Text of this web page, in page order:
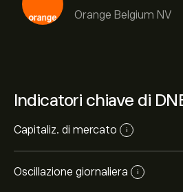
Orange Belgium NV
Indicatori chiave di
Capitaliz. di mercato i
Oscillazione giornaliera i